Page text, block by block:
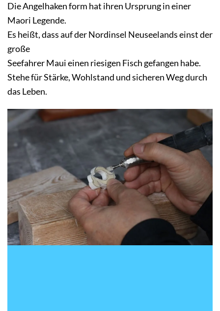
Die Angelhaken form hat ihren Ursprung in einer
Maori Legende.
Es heißt, dass auf der Nordinsel Neuseelands einst der
große
Seefahrer Maui einen riesigen Fisch gefangen habe.
Stehe für Stärke, Wohlstand und sicheren Weg durch
das Leben.